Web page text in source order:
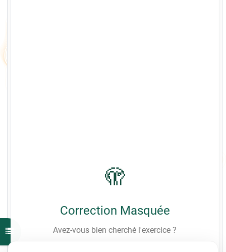
Ouvrir l'index du cours
🫣
Correction Masquée
Avez-vous bien cherché l'exercice ?
Chargement de la correction...